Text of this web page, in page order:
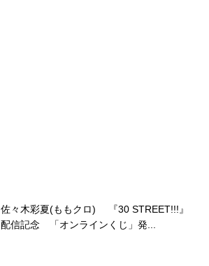
佐々木彩夏(ももクロ) 『30 STREET!!!』
配信記念 「オンラインくじ」発...